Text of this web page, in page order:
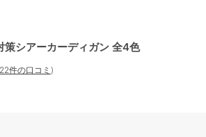
策シアーカーディガン 全4色
22件の口コミ )